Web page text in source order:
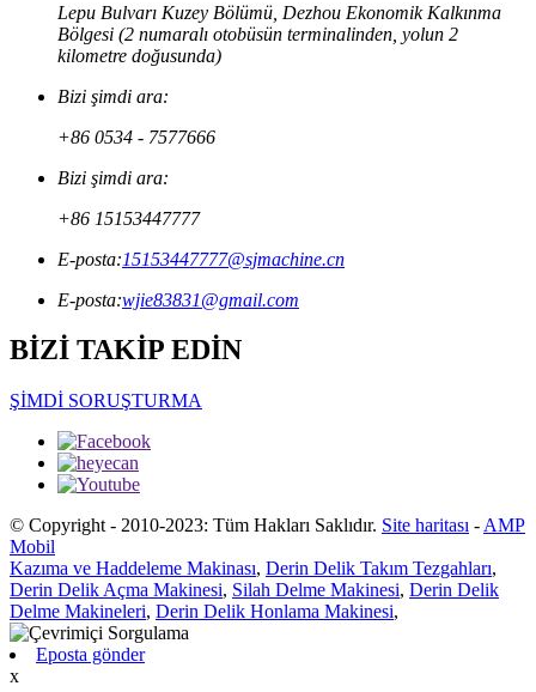
Lepu Bulvarı Kuzey Bölümü, Dezhou Ekonomik Kalkınma
Bölgesi (2 numaralı otobüsün terminalinden, yolun 2
kilometre doğusunda)
Bizi şimdi ara:
+86 0534 - 7577666
Bizi şimdi ara:
+86 15153447777
E-posta:15153447777@sjmachine.cn
E-posta:wjie83831@gmail.com
BİZİ TAKİP EDİN
ŞİMDİ SORUŞTURMA
© Copyright - 2010-2023: Tüm Hakları Saklıdır. Site haritası - AMP
Mobil
Kazıma ve Haddeleme Makinası, Derin Delik Takım Tezgahları,
Derin Delik Açma Makinesi, Silah Delme Makinesi, Derin Delik
Delme Makineleri, Derin Delik Honlama Makinesi,
Eposta gönder
x